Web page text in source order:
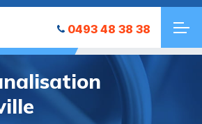
0493 48 38 38